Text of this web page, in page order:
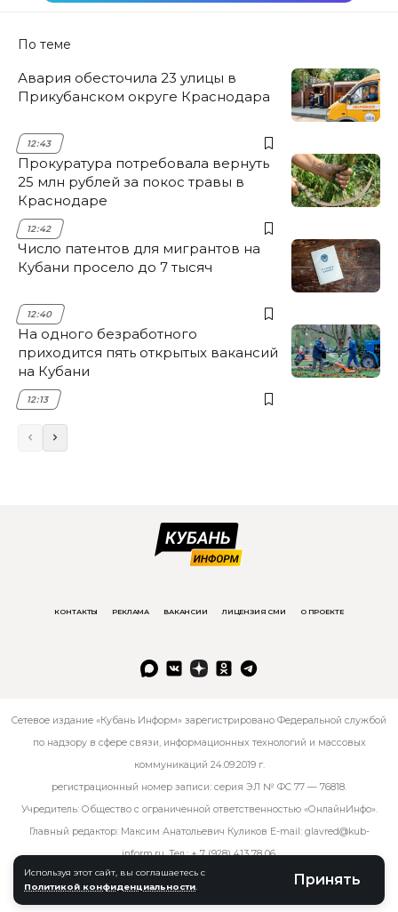
Используя этот сайт, вы соглашаетесь с
Политикой конфиденциальности
Принять
По теме
Авария обесточила 23 улицы в
Прикубанском округе Краснодара
12:43
Прокуратура потребовала вернуть
25 млн рублей за покос травы в
Краснодаре
12:42
Число патентов для мигрантов на
Кубани просело до 7 тысяч
12:40
На одного безработного
приходится пять открытых вакансий
на Кубани
12:13
КОНТАКТЫ РЕКЛАМА ВАКАНСИИ ЛИЦЕНЗИЯ СМИ О ПРОЕКТЕ
Сетевое издание «Кубань Информ» зарегистрировано Федеральной службой
по надзору в сфере связи, информационных технологий и массовых
коммуникаций 24.09.2019 г.
регистрационный номер записи: серия ЭЛ № ФС 77 — 76818.
Учредитель: Общество с ограниченной ответственностью «ОнлайнИнфо».
Главный редактор: Максим Анатольевич Куликов E-mail: glavred@kub-
inform.ru. Тел.:+ 7 (928) 413 78 06.
© kub-inform 2026